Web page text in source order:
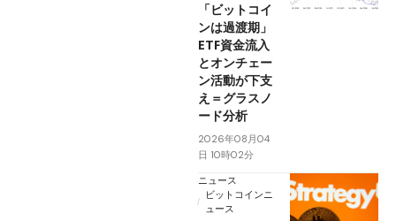
「ビットコイ
ンは過渡期」
ETF資金流入
とオンチェー
ン活動が下支
え＝グラスノ
ード分析
2026年08月04
日 10時02分
ニュース
ビットコインニ
ュース